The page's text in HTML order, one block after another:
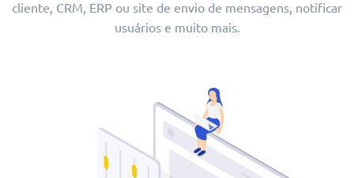
cliente, CRM, ERP ou site de envio de mensagens, notificar
usuários e muito mais.